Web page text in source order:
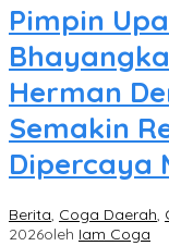
Pimpin
Herman
Semakin
Dipercaya
Berita, Coga Daerah,
2026oleh Iam Coga